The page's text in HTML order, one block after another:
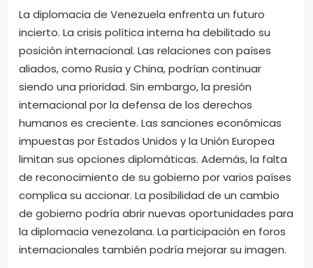
La diplomacia de Venezuela enfrenta un futuro
incierto. La crisis política interna ha debilitado su
posición internacional. Las relaciones con países
aliados, como Rusia y China, podrían continuar
siendo una prioridad. Sin embargo, la presión
internacional por la defensa de los derechos
humanos es creciente. Las sanciones económicas
impuestas por Estados Unidos y la Unión Europea
limitan sus opciones diplomáticas. Además, la falta
de reconocimiento de su gobierno por varios países
complica su accionar. La posibilidad de un cambio
de gobierno podría abrir nuevas oportunidades para
la diplomacia venezolana. La participación en foros
internacionales también podría mejorar su imagen.